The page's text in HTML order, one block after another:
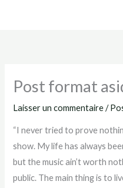
Post format
Laisser un commentaire /
“I never tried to prove
show. My life has always
but the music ain’t worth
public. The main thing is to